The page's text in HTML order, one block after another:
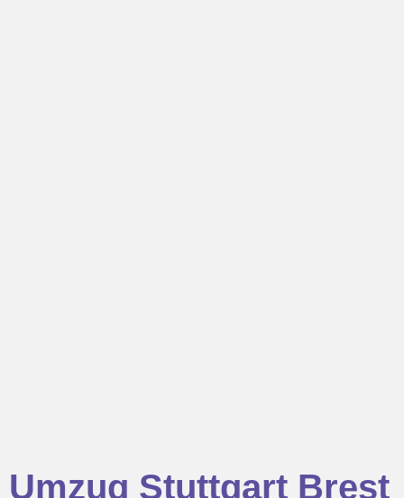
Umzug Stuttgart Brest